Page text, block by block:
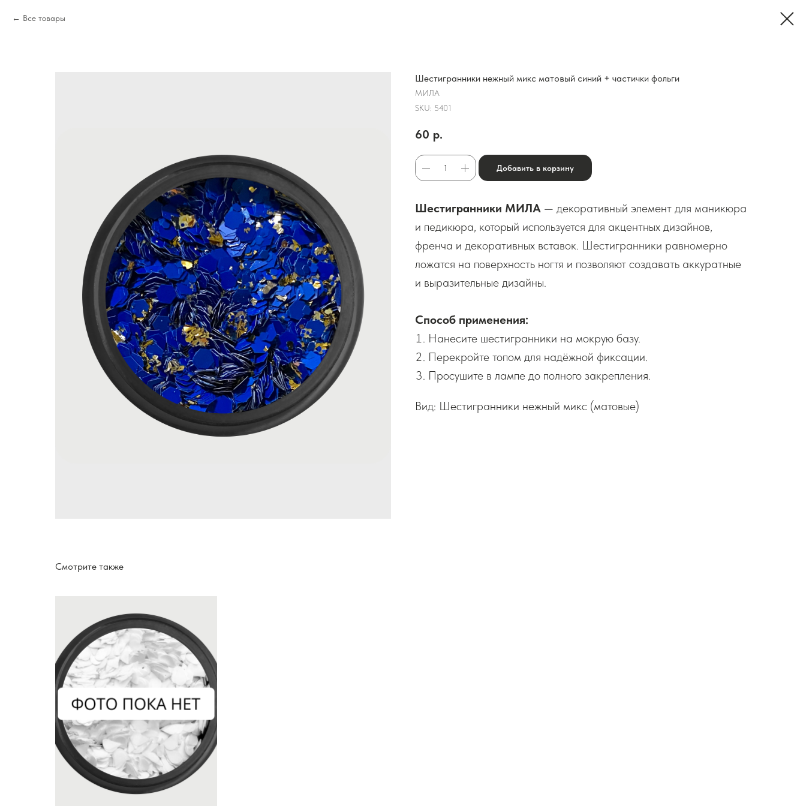
Все товары
Шестигранники нежный микс матовый синий + частички фольги
МИЛА
SKU: 5401
60 р.
Добавить в корзину
Шестигранники МИЛА — декоративный элемент для маникюра
и педикюра, который используется для акцентных дизайнов,
френча и декоративных вставок. Шестигранники равномерно
ложатся на поверхность ногтя и позволяют создавать аккуратные
и выразительные дизайны.
Способ применения:
Нанесите шестигранники на мокрую базу.
Перекройте топом для надёжной фиксации.
Просушите в лампе до полного закрепления.
Вид: Шестигранники нежный микс (матовые)
Смотрите также